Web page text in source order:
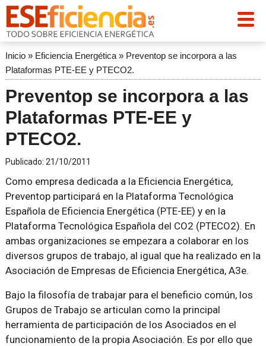
Inicio» Eficiencia Energética» Preventop se incorpora a las
Plataformas PTE-EE y PTECO2.
Preventop se incorpora a las
Plataformas PTE-EE y
PTECO2.
Publicado: 21/10/2011
Como empresa dedicada a la Eficiencia Energética,
Preventop participará en la Plataforma Tecnológica
Española de Eficiencia Energética (PTE-EE) y en la
Plataforma Tecnológica Española del CO2 (PTECO2). En
ambas organizaciones se empezara a colaborar en los
diversos grupos de trabajo, al igual que ha realizado en la
Asociación de Empresas de Eficiencia Energética, A3e.
Bajo la filosofía de trabajar para el beneficio común, los
Grupos de Trabajo se articulan como la principal
herramienta de participación de los Asociados en el
funcionamiento de la propia Asociación. Es por ello que